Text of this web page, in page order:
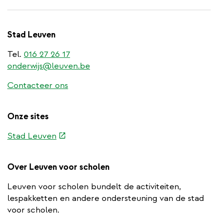
Stad Leuven
Tel. 016 27 26 17
onderwijs@leuven.be
Contacteer ons
Onze sites
Stad Leuven (externe
Over Leuven voor scholen
Leuven voor scholen bundelt de activiteiten,
lespakketten en andere ondersteuning van de stad
voor scholen.